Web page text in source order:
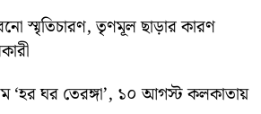
স্মৃতিচারণ, তৃণমূল ছাড়ার কারণ
‘হর ঘর তেরঙ্গা’, ১০ আগস্ট কলকাতায়